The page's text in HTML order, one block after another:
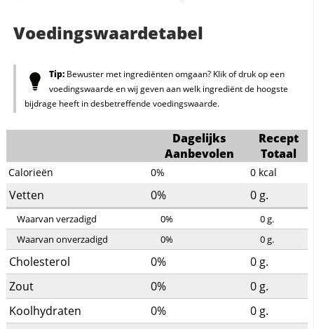
Voedingswaardetabel
Tip:Bewuster met ingrediënten omgaan? Klik of druk op een
voedingswaarde en wij geven aan welk ingrediënt de hoogste
bijdrage heeft in desbetreffende voedingswaarde.
Dagelijks
Aanbevolen
Recept
Totaal
Calorieën 0% 0 kcal
Vetten 0% 0 g.
Waarvan verzadigd 0% 0g.
Waarvan onverzadigd
0% 0g.
Cholesterol 0% 0 g.
Zout
0% 0 g.
Koolhydraten
0% 0 g.